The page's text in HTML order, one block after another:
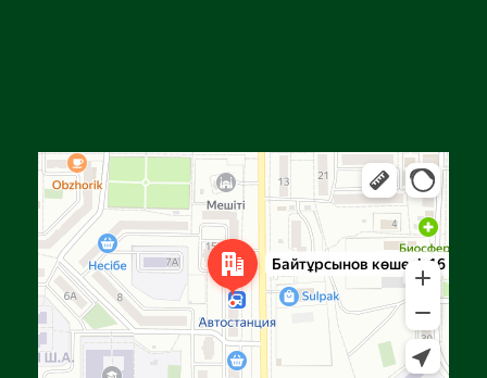
Улица Байтурсынова, 16 — Яндекс Карты